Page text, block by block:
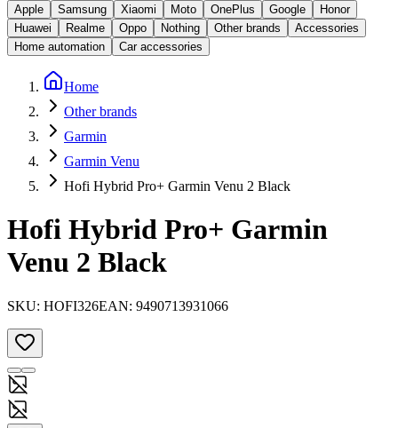
Apple Samsung Xiaomi Moto OnePlus Google
Honor
Huawei
Realme Oppo Nothing Other brands
Accessories
Home automation
Car accessories
Home
Other brands
Garmin
Garmin Venu
Hofi Hybrid Pro+ Garmin Venu 2 Black
Hofi Hybrid Pro+ Garmin
Venu 2 Black
SKU: HOFI326EAN: 9490713931066